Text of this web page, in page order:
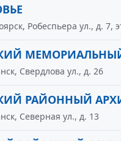
Робеспьера ул., д. 7,
Свердлова ул., д. 26
РАЙОННЫЙ
Северная ул., д. 13